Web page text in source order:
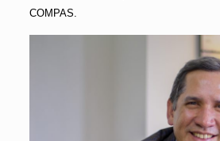
COMPAS.